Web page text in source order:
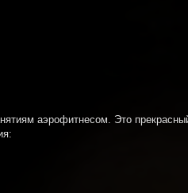
аэрофитнесом. Это